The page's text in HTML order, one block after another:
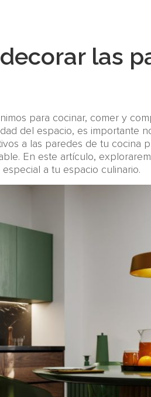
las
para cocinar, comer y
del espacio, es importante
a las paredes de tu cocina
En este artículo,
a tu espacio culinario.